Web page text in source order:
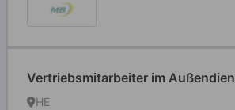
Vertriebsmitarbeiter im
HE